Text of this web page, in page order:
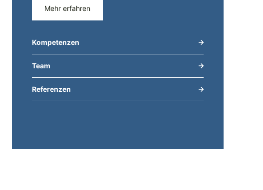
Mehr erfahren
Kompetenzen
Team
Referenzen